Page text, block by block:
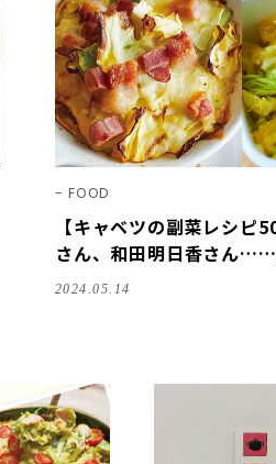
FOOD
【キャベツの副菜レシピ
さん、和田明日香さん
レシピ
2024.05.14